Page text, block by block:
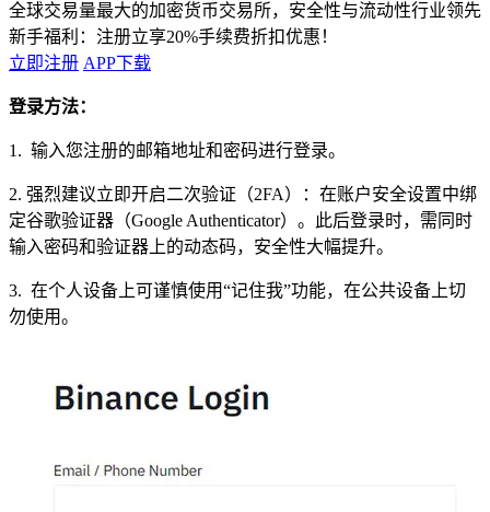
全球交易量最大的加密货币交易所，安全性与流动性行业领先
新手福利： 注册立享20%手续费折扣优惠！
立即注册 APP下载
登录方法：
1. 输入您注册的邮箱地址和密码进行登录。
2. 强烈建议立即开启二次验证（2FA）：在账户安全设置中绑
定谷歌验证器（Google Authenticator）。此后登录时，需同时
输入密码和验证器上的动态码，安全性大幅提升。
3. 在个人设备上可谨慎使用“记住我”功能，在公共设备上切
勿使用。